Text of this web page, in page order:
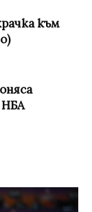
към
НБА